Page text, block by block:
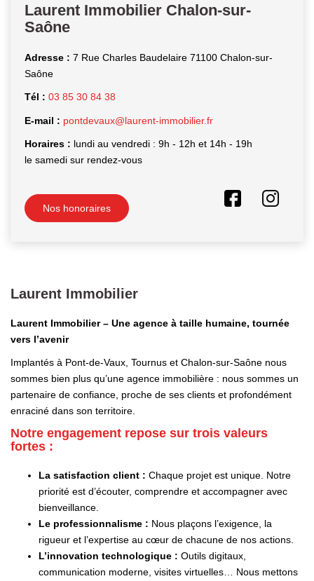
Laurent Immobilier Chalon-sur-
Saône
Adresse : 7 Rue Charles Baudelaire 71100 Chalon-sur-
Saône
Tél : 03 85 30 84 38
E-mail : pontdevaux@laurent-immobilier.fr
Horaires : lundi au vendredi : 9h - 12h et 14h - 19h
le samedi sur rendez-vous
Nos honoraires
Laurent Immobilier
Laurent Immobilier – Une agence à taille humaine, tournée
vers l’avenir
Implantés à Pont-de-Vaux, Tournus et Chalon-sur-Saône nous
sommes bien plus qu’une agence immobilière : nous sommes un
partenaire de confiance, proche de ses clients et profondément
enraciné dans son territoire.
Notre engagement repose sur trois valeurs
fortes :
La satisfaction client : Chaque projet est unique. Notre
priorité est d’écouter, comprendre et accompagner avec
bienveillance.
Le professionnalisme : Nous plaçons l’exigence, la
rigueur et l’expertise au cœur de chacune de nos actions.
L’innovation technologique : Outils digitaux,
communication moderne, visites virtuelles… Nous mettons